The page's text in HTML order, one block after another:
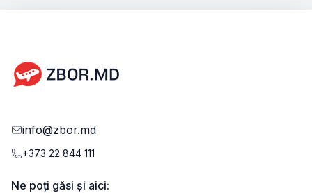
info@zbor.md
+373 22 844 111
Ne poți găsi și aici: